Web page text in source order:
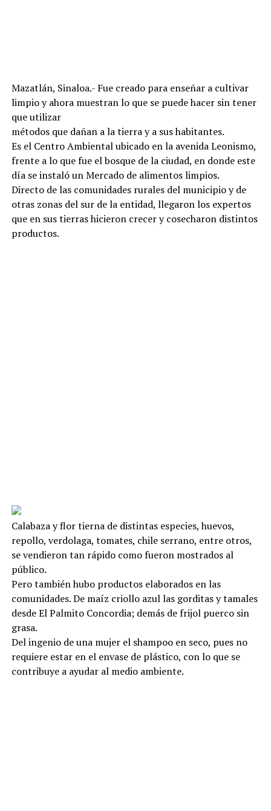
Mazatlán, Sinaloa.- Fue creado para enseñar a cultivar
limpio y ahora muestran lo que se puede hacer sin tener
que utilizar
métodos que dañan a la tierra y a sus habitantes.
Es el Centro Ambiental ubicado en la avenida Leonismo,
frente a lo que fue el bosque de la ciudad, en donde este
día se instaló un Mercado de alimentos limpios.
Directo de las comunidades rurales del municipio y de
otras zonas del sur de la entidad, llegaron los expertos
que en sus tierras hicieron crecer y cosecharon distintos
productos.
Calabaza y flor tierna de distintas especies, huevos,
repollo, verdolaga, tomates, chile serrano, entre otros,
se vendieron tan rápido como fueron mostrados al
público.
Pero también hubo productos elaborados en las
comunidades. De maíz criollo azul las gorditas y tamales
desde El Palmito Concordia; demás de frijol puerco sin
grasa.
Del ingenio de una mujer el shampoo en seco, pues no
requiere estar en el envase de plástico, con lo que se
contribuye a ayudar al medio ambiente.